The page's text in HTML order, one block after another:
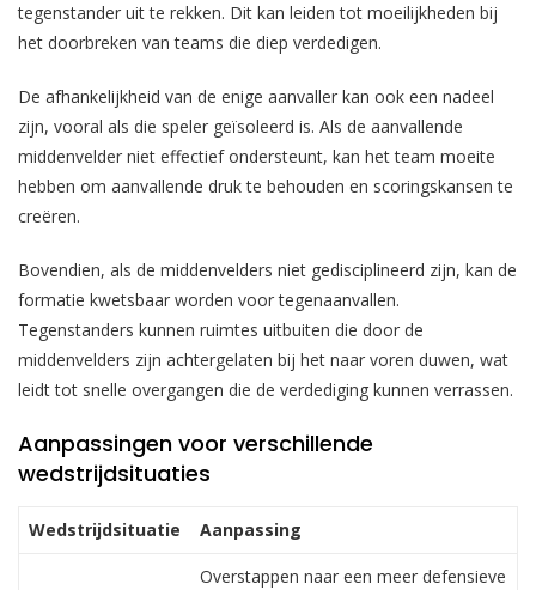
tegenstander uit te rekken. Dit kan leiden tot moeilijkheden bij
het doorbreken van teams die diep verdedigen.
De afhankelijkheid van de enige aanvaller kan ook een nadeel
zijn, vooral als die speler geïsoleerd is. Als de aanvallende
middenvelder niet effectief ondersteunt, kan het team moeite
hebben om aanvallende druk te behouden en scoringskansen te
creëren.
Bovendien, als de middenvelders niet gedisciplineerd zijn, kan de
formatie kwetsbaar worden voor tegenaanvallen.
Tegenstanders kunnen ruimtes uitbuiten die door de
middenvelders zijn achtergelaten bij het naar voren duwen, wat
leidt tot snelle overgangen die de verdediging kunnen verrassen.
Aanpassingen voor verschillende
wedstrijdsituaties
Wedstrijdsituatie Aanpassing
Overstappen naar een meer defensieve